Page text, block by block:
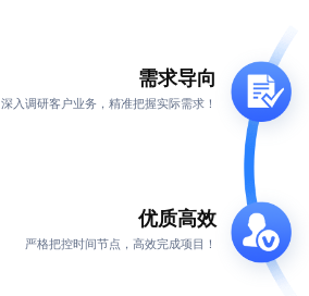
需求导向
深入调研客户业务，精准把握实际需求！
优质高效
严格把控时间节点，高效完成项目！